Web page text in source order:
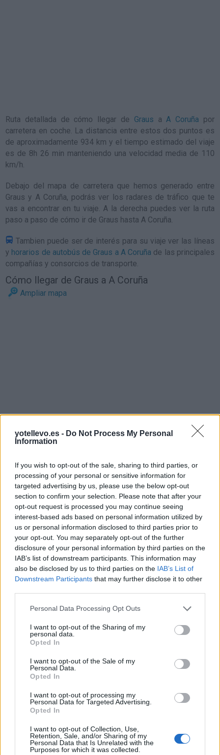
yotellevo.es - Do Not Process My Personal
Information
If you wish to opt-out of the sale, sharing to third parties, or
processing of your personal or sensitive information for
targeted advertising by us, please use the below opt-out
section to confirm your selection. Please note that after your
opt-out request is processed you may continue seeing
interest-based ads based on personal information utilized by
us or personal information disclosed to third parties prior to
your opt-out. You may separately opt-out of the further
disclosure of your personal information by third parties on the
IAB’s list of downstream participants. This information may
also be disclosed by us to third parties on the IAB’s List of
Downstream Participants that may further disclose it to other
Personal Data Processing Opt Outs
I want to opt-out of the Sharing of my
personal data.
Opted In
I want to opt-out of the Sale of my
Personal Data.
Opted In
I want to opt-out of processing my
Personal Data for Targeted Advertising.
Opted In
I want to opt-out of Collection, Use,
Retention, Sale, and/or Sharing of my
Personal Data that Is Unrelated with the
Purposes for which it was collected.
Ruta detallada de cómo llegar de Graus aA Coruña por
carretera en coche. La distancia entre estos dos puntos es
de aproximadamente 934 km y el tiempo estimado del viaje
es de 8h 26 min manteniendo una velocidad media de 110
km/h.
Debajo del mapa de carretera que hemos generado entre
Graus y A Coruña, podrás ver los radares de tráfico que te
vas a encontrar en tu viaje. A la derecha puedes ver la ruta
paso a paso de cómo ir de Graus hasta A Coruña.
Tambien puede ser de interés para su viaje ver las líneas
y horarios de autobús de Graus a A Coruña de las principales
compañías y consorcios de transporte.
Cómo llegar de Graus a A Coruña
Ampliar mapa
Cómo ir desde Graus a A Coruña